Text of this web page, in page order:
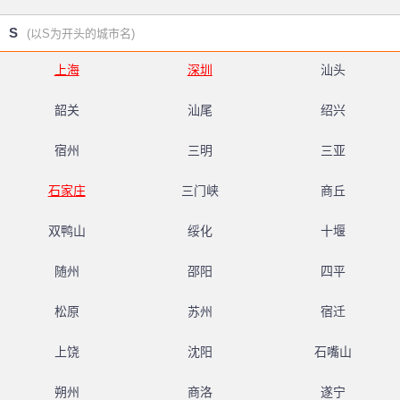
S (以S为开头的城市名)
上海 深圳 汕头
韶关 汕尾 绍兴
宿州 三明 三亚
石家庄 三门峡 商丘
双鸭山 绥化 十堰
随州 邵阳 四平
松原 苏州 宿迁
上饶 沈阳 石嘴山
朔州 商洛 遂宁